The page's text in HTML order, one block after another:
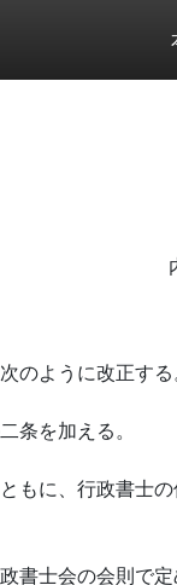
のように改正する
条を加える。
もに、行政書士
書士会の会則で